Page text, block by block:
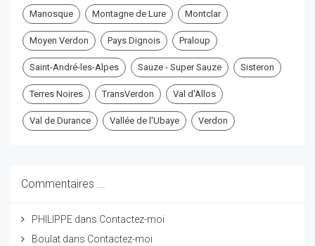
Manosque Montagne de Lure Montclar
Moyen Verdon Pays Dignois Praloup
Saint-André-les-Alpes Sauze - Super Sauze Sisteron
Terres Noires TransVerdon Val d'Allos
Val de Durance Vallée de l'Ubaye Verdon
Commentaires ...
PHILIPPE dans Contactez-moi
Boulat dans Contactez-moi